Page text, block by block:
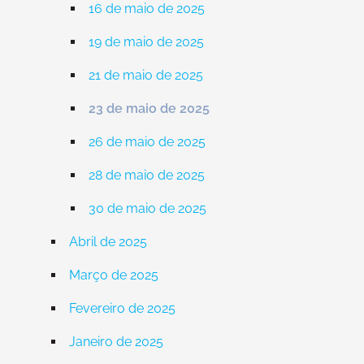
16 de maio de 2025
19 de maio de 2025
21 de maio de 2025
23 de maio de 2025
26 de maio de 2025
28 de maio de 2025
30 de maio de 2025
Abril de 2025
Março de 2025
Fevereiro de 2025
Janeiro de 2025